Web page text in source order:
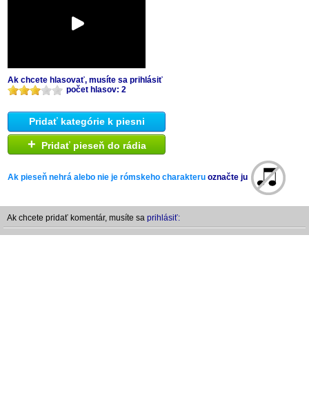
Ak chcete hlasovať, musíte sa prihlásiť
počet hlasov: 2
Pridať kategórie k piesni
+ Pridať pieseň do rádia
Ak pieseň nehrá alebo nie je rómskeho charakteru označte ju
Ak chcete pridať komentár, musíte sa prihlásiť: